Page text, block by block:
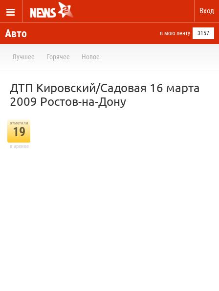
Вход
Авто в мою ленту 3157
Лучшее Горячее Новое
ДТП Кировский/Садовая 16 марта
2009 Ростов-на-Дону
отметили
19
в архиве